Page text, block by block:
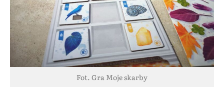
Fot. Gra Moje skarby